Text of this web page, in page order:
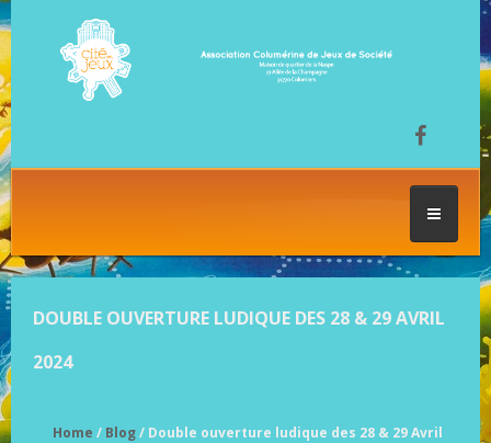
LES SÉANCES DE JEU
FESTIVAL DU JEU
DOUBLE OUVERTURE LUDIQUE DES 28 & 29 AVRIL
2024
Home / Blog/ Double ouverture ludique des 28 & 29 Avril